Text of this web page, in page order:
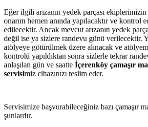
Eğer ilgili arızanın yedek parçası
onarım hemen anında yapılacaktır ve kontrol
edilecektir. Ancak mevcut arızanın yedek
değil ise ya sizlere randevu günü verilecektir.
atölyeye götürülmek üzere alınacak ve
kontrolü yapıldıktan sonra sizlerle tekrar
anlaşılan gün ve saatte İçerenköy çamaşır
servisimiz cihazınızı teslim eder.
Servisimize başvurabileceğiniz bazı çamaşır
şunlardır.